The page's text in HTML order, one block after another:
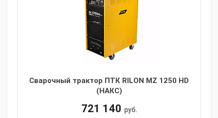
Сварочный трактор ПТК RILON MZ 1250 HD
(НАКС)
721 140 руб.